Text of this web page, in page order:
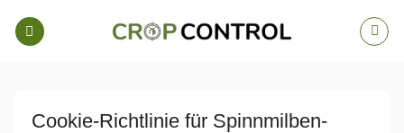
Inhalt
Cookie-Richtlinie für Spinnmilben-